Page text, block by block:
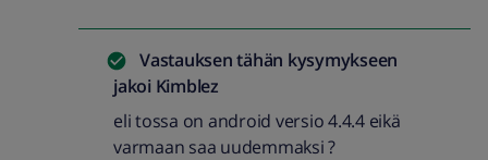
Vastauksen tähän kysymykseen
jakoi Kimblez
eli tossa on android versio 4.4.4 eikä
varmaan saa uudemmaksi ?